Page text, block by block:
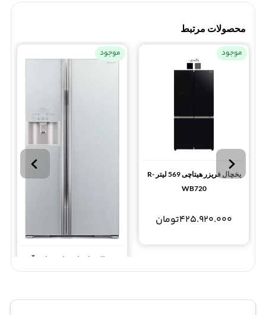
محصولات مرتبط
موجود
یخچال فریزر هیتاچی 569 لیتر R-
WB720
425.920.000تومان
موجود
یخچال ساید بای ساید هیتاچی آر
اس 700 HITACHI
273.460.000تومان